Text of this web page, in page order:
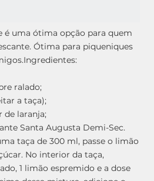
é uma ótima opção para quem
Ótima para piqueniques
Ingredientes:
ralado;
a taça);
de laranja;
Santa Augusta Demi-Sec.
taça de 300 ml, passe o limão
No interior da taça,
1 limão espremido e a dose